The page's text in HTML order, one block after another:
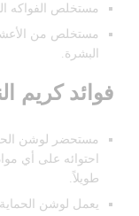
مستخلص الفواكه
مستخلص من
البشرة.
فوائد كريم
احتوائه على أي
طويلاً.
يعمل لوشن